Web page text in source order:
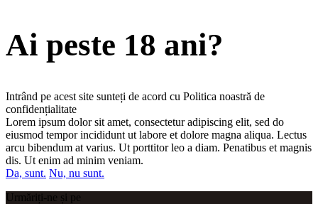
Ai peste 18 ani?
Intrând pe acest site sunteți de acord cu Politica noastră de
confidențialitate
Lorem ipsum dolor sit amet, consectetur adipiscing elit, sed do
eiusmod tempor incididunt ut labore et dolore magna aliqua. Lectus
arcu bibendum at varius. Ut porttitor leo a diam. Penatibus et magnis
dis. Ut enim ad minim veniam.
Da, sunt. Nu, nu sunt.
Urmăriți-ne și pe